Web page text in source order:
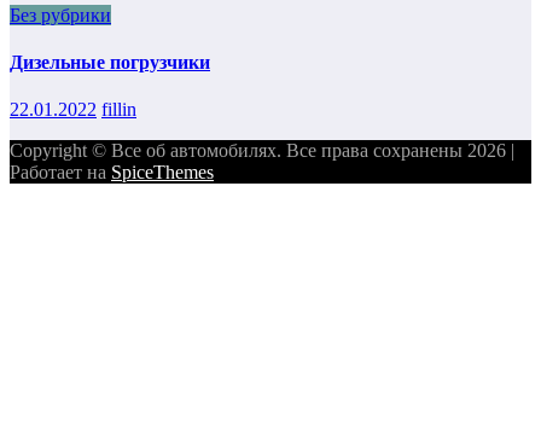
Без рубрики
Дизельные погрузчики
22.01.2022 fillin
Copyright © Все об автомобилях. Все права сохранены 2026 |
Работает на SpiceThemes